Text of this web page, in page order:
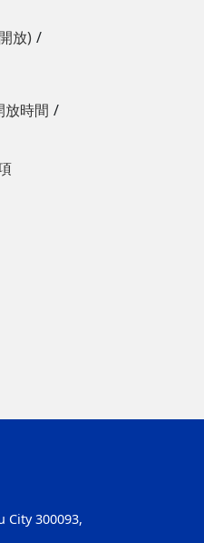
放)
放時間
City 300093,